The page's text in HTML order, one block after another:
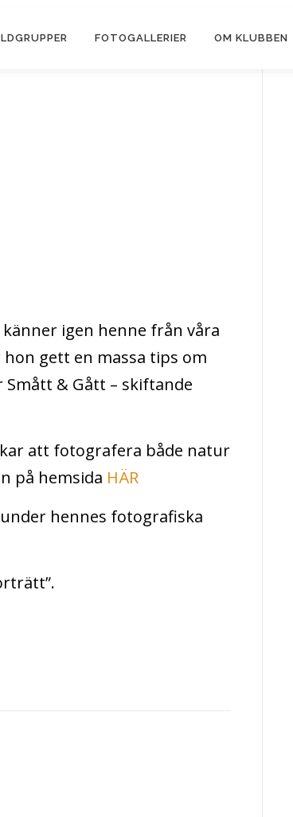
FOTOGALLERIER OM KLUBBEN
känner igen henne från våra
gett en massa tips om
& Gått – skiftande
att fotografera både natur
på hemsida HÄR
hennes fotografiska